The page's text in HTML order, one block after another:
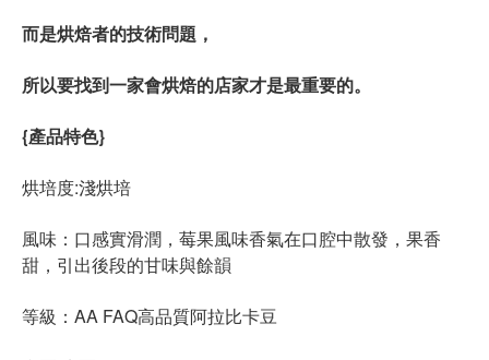
而是烘焙者的技術問題，
所以要找到一家會烘焙的店家才是最重要的。
{產品特色}
烘培度:淺烘培
風味：口感實滑潤，莓果風味香氣在口腔中散發，果香
甜，引出後段的甘味與餘韻
等級：AA FAQ高品質阿拉比卡豆